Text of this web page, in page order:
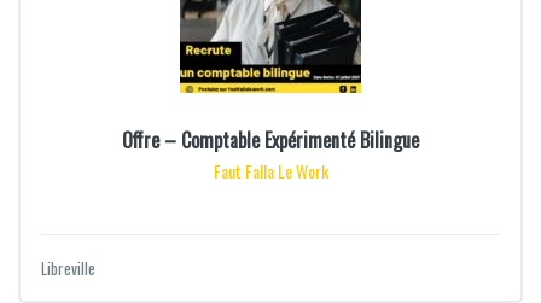
Offre – Comptable Expérimenté Bilingue
Faut Falla Le Work
Libreville